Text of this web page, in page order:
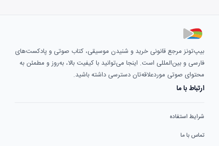
بیپ‌تونز مرجع قانونی خرید و شنیدن موسیقی، کتاب صوتی و پادکست‌های
فارسی و بین‌المللی است. اینجا می‌توانید با کیفیت بالا، به‌روز و مطمئن به
محتوای صوتی موردعلاقه‌تان دسترسی داشته باشید.
ارتباط با ما
شرایط استفاده
تماس با ما